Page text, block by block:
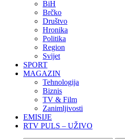
BiH
Brčko
Društvo
Hronika
Politika
Region
Svijet
SPORT
MAGAZIN
Tehnologija
Biznis
TV & Film
Zanimljivosti
EMISIJE
RTV PULS – UŽIVO